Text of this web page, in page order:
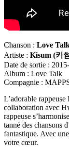
Chanson : Love
Artiste : Kisum (키썸
Date de sortie :
Album : Love Talk
Compagnie :
L’adorable
collaboration avec
rappeuse
tanné des chansons
fantastique. Avec
votre cœur.